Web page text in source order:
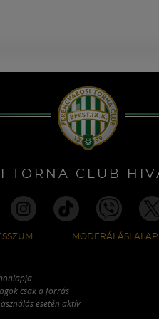
TORNA CLUB
MODERÁLÁSI
csak a forrás
esetén aktív